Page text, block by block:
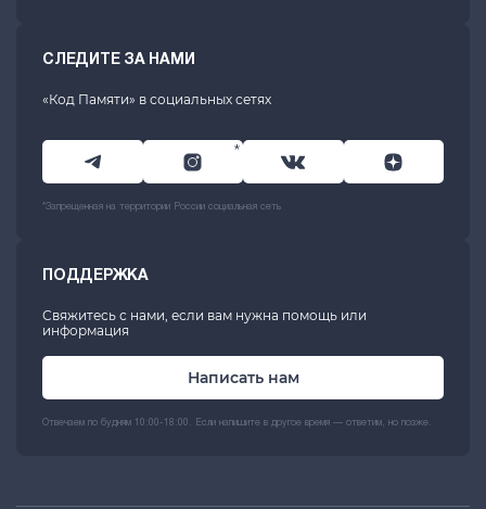
СЛЕДИТЕ ЗА НАМИ
«Код Памяти» в социальных сетях
*
*Запрещенная на территории России социальная сеть
ПОДДЕРЖКА
Свяжитесь с нами, если вам нужна помощь или
информация
Написать нам
Отвечаем по будням 10:00-18:00. Если напишите в другое время — ответим, но позже.